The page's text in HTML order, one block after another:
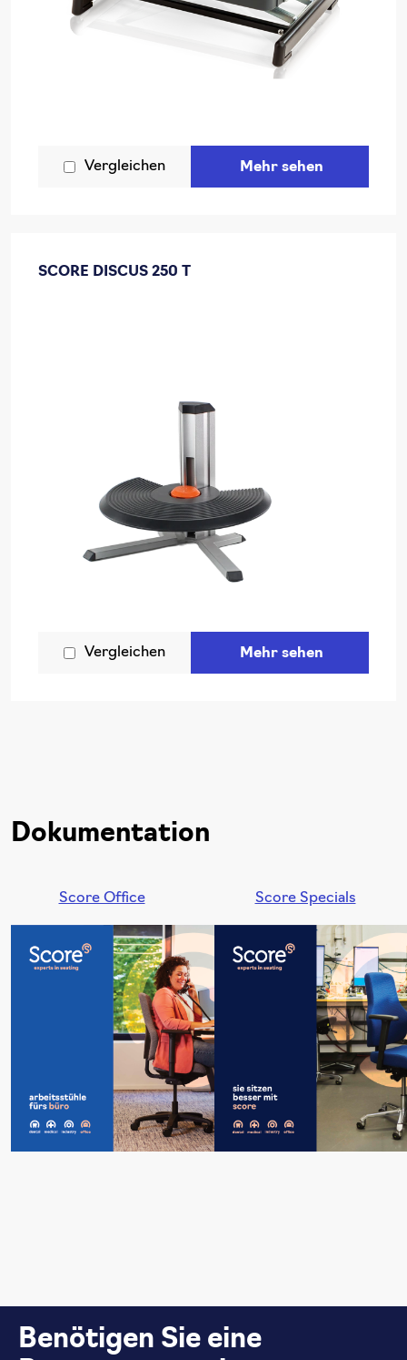
Vergleichen Mehr sehen
SCORE DISCUS 250 T
Vergleichen Mehr sehen
Dokumentation
Score Office Score Specials
Benötigen Sie eine